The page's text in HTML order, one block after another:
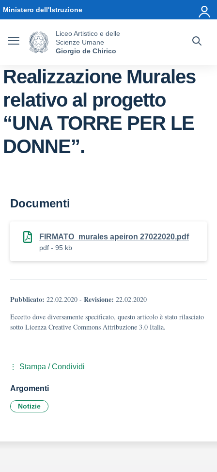
Ministero dell'Istruzione
Liceo Artistico e delle
Scienze Umane
Giorgio de Chirico
Realizzazione Murales
relativo al progetto
“UNA TORRE PER LE
DONNE”.
Documenti
FIRMATO_murales apeiron 27022020.pdf
pdf - 95 kb
Pubblicato: 22.02.2020 - Revisione: 22.02.2020
Eccetto dove diversamente specificato, questo articolo è stato rilasciato
sotto Licenza Creative Commons Attribuzione 3.0 Italia.
Stampa / Condividi
Argomenti
Notizie